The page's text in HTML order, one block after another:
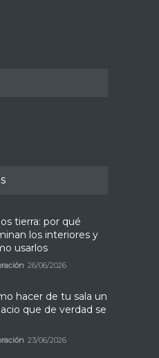
tierra: por qué
los interiores y
usarlos
26/06/2026
hacer de tu sala un
que de verdad se
23/06/2026